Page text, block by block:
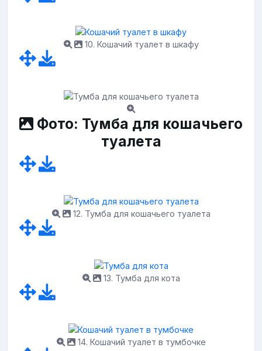
10. Кошачий туалет в шкафу
Фото: Тумба для кошачьего
туалета
12. Тумба для кошачьего туалета
13. Тумба для кота
14. Кошачий туалет в тумбочке